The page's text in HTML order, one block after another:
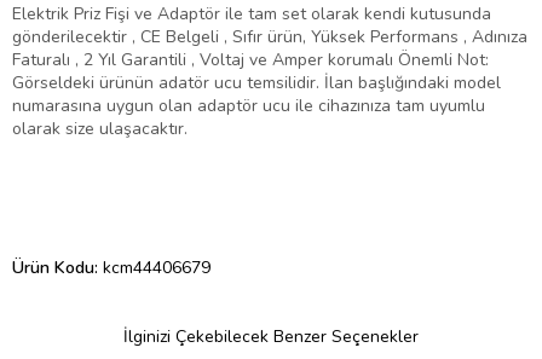
Elektrik Priz Fişi ve Adaptör ile tam set olarak kendi kutusunda
gönderilecektir , CE Belgeli , Sıfır ürün, Yüksek Performans , Adınıza
Faturalı , 2 Yıl Garantili , Voltaj ve Amper korumalı Önemli Not:
Görseldeki ürünün adatör ucu temsilidir. İlan başlığındaki model
numarasına uygun olan adaptör ucu ile cihazınıza tam uyumlu
olarak size ulaşacaktır.
Ürün Kodu: kcm44406679
İlginizi Çekebilecek Benzer Seçenekler